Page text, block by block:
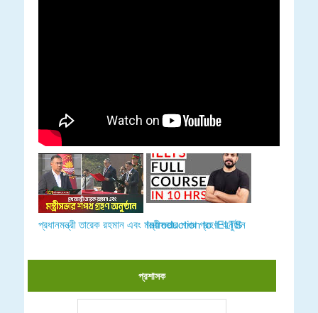
প্রধানমন্ত্রী তারেক রহমান এবং মন্ত্রীসভার শপথ গ্রহণ অনুষ্ঠান
Introduction to IELTS
প্রশাসক